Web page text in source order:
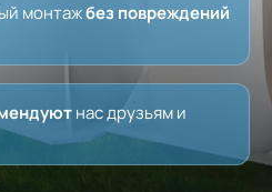
монтажбез повреждений
нас друзьям и